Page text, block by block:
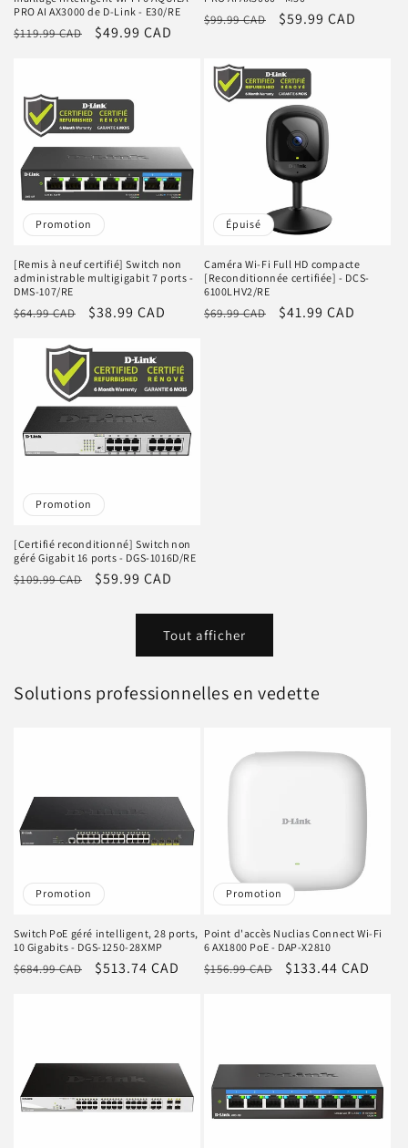
PRO AI AX3000 de D-Link - E30/RE
Prix
$119.99 CAD
Prix
$49.99 CAD
Prix
$99.99 CAD
Prix
$59.99 CAD
Promotion
[Remis à neuf certifié] Switch non
administrable multigigabit 7 ports -
DMS-107/RE
Prix
$64.99 CAD
Prix
$38.99 CAD
Épuisé
Caméra Wi-Fi Full HD compacte
[Reconditionnée certifiée] - DCS-
6100LHV2/RE
Prix
$69.99 CAD
Prix
$41.99 CAD
Promotion
[Certifié reconditionné] Switch non
géré Gigabit 16 ports - DGS-1016D/RE
Prix
$109.99 CAD
Prix
$59.99 CAD
Tout afficher
Solutions professionnelles en vedette
Promotion
Switch PoE géré intelligent, 28 ports,
10 Gigabits - DGS-1250-28XMP
Prix
$684.99 CAD
Prix
$513.74 CAD
Promotion
Point d'accès Nuclias Connect Wi-Fi
6 AX1800 PoE - DAP-X2810
Prix
$156.99 CAD
Prix
$133.44 CAD